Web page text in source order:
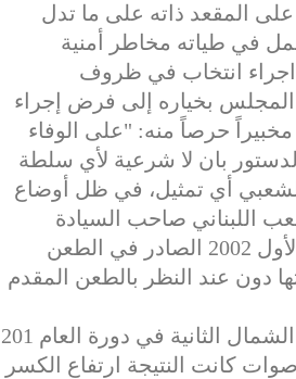
المقعد ذاته على ما تدل
في طياته مخاطر أمنية
اجراء انتخاب في ظروف
بخياره إلى فرض إجراء
حرصاً منه: "على الوفاء
بان لا شرعية لأي سلطة
أي تمثيل، في ظل أوضاع
اللبناني صاحب السيادة
ومصدر السلطات.." ( م.د. قرار رقم 5/2002 تاريخ4 تشرين الأول 2002 الصادر في الطعن
دون عند النظر بالطعن المقدم
الشمال الثانية في دورة العام 201
كانت النتيجة ارتفاع الكسر